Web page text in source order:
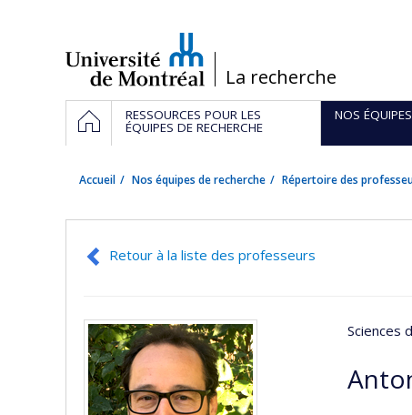
/La recherche
Navigation
principale
ACCUEILRESSOURCES POUR LES
ÉQUIPES DE RECHERCHE
NOS
Accueil Nos équipes de recherche Répertoire des
Retour à la liste des professeurs
Sciences